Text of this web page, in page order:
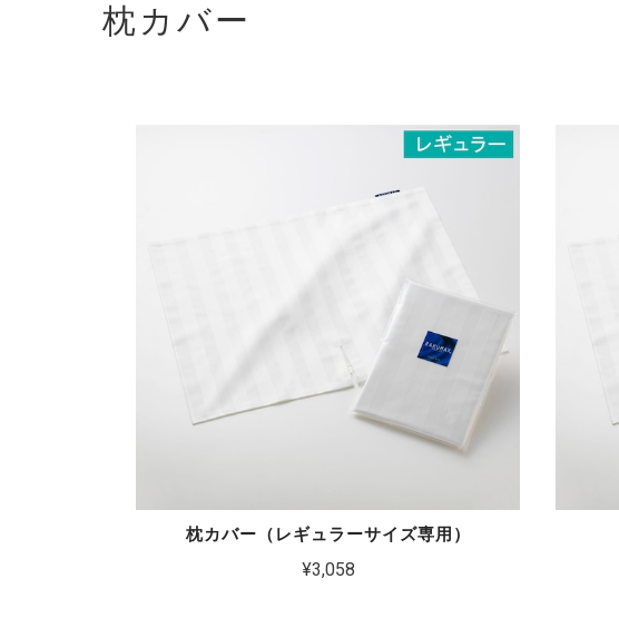
枕カバー
枕カバー（レギュラーサイズ専用）
¥3,058